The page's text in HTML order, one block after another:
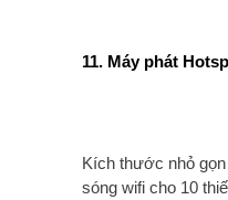
11. Máy phát
Kích thước nhỏ
sóng wifi cho 10